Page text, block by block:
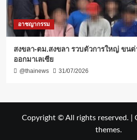
อาชญากรรม
สงขลา-ตม.สงขลา รวบตัวการใหญ่ ขน
ออกมาเลเซีย
@thainews 31/07/2026
Copyright © All rights reserved.
themes.